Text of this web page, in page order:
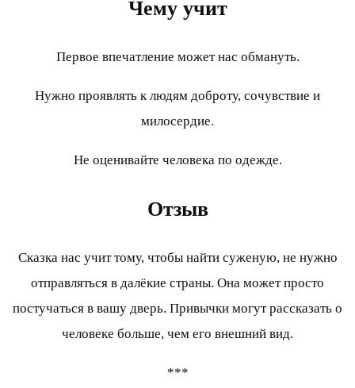
Чему учит
Первое впечатление может нас обмануть.
Нужно проявлять к людям доброту, сочувствие и
милосердие.
Не оценивайте человека по одежде.
Отзыв
Сказка нас учит тому, чтобы найти суженую, не нужно
отправляться в далёкие страны. Она может просто
постучаться в вашу дверь. Привычки могут рассказать о
человеке больше, чем его внешний вид.
***